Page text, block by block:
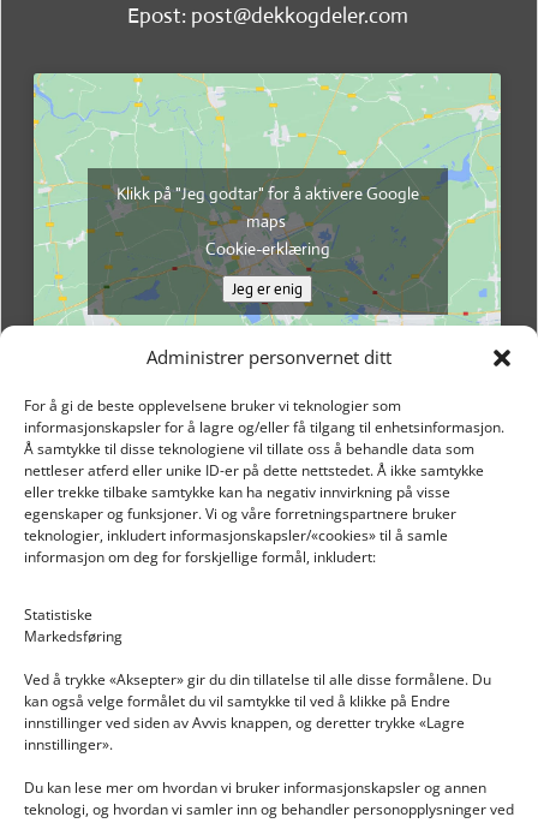
Administrer personvernet ditt
For å gi de beste opplevelsene bruker vi teknologier som
informasjonskapsler for å lagre og/eller få tilgang til enhetsinformasjon.
Å samtykke til disse teknologiene vil tillate oss å behandle data som
nettleser atferd eller unike ID-er på dette nettstedet. Å ikke samtykke
eller trekke tilbake samtykke kan ha negativ innvirkning på visse
egenskaper og funksjoner. Vi og våre forretningspartnere bruker
teknologier, inkludert informasjonskapsler/«cookies» til å samle
informasjon om deg for forskjellige formål, inkludert:
Statistiske
Markedsføring
Ved å trykke «Aksepter» gir du din tillatelse til alle disse formålene. Du
kan også velge formålet du vil samtykke til ved å klikke på Endre
innstillinger ved siden av Avvis knappen, og deretter trykke «Lagre
innstillinger».
Du kan lese mer om hvordan vi bruker informasjonskapsler og annen
teknologi, og hvordan vi samler inn og behandler personopplysninger ved
Epost: post@dekkogdeler.com
Klikk på "Jeg godtar" for å aktivere Google
maps
Cookie-erklæring
Jeg er enig
INFORMASJON